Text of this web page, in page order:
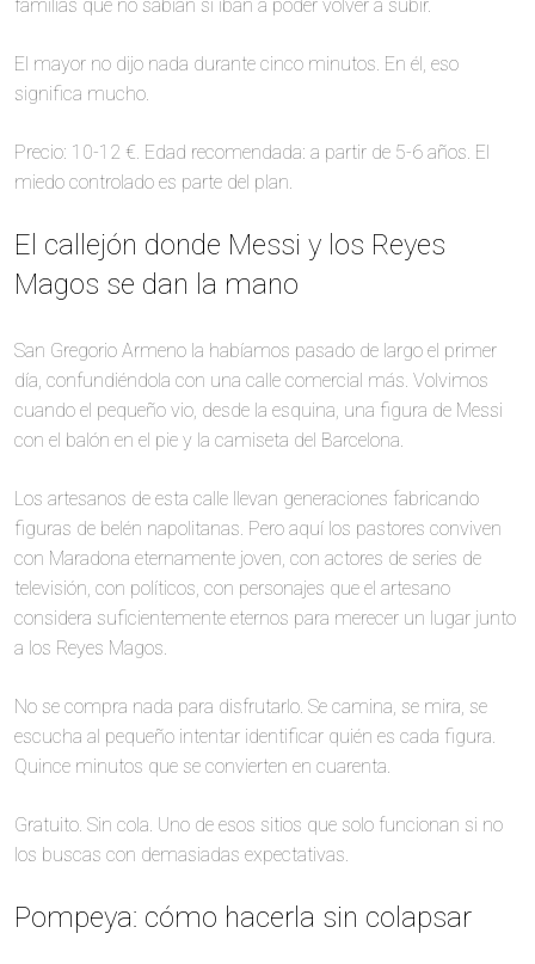
familias que no sabían si iban a poder volver a subir.
El mayor no dijo nada durante cinco minutos. En él, eso
significa mucho.
Precio: 10-12 €. Edad recomendada: a partir de 5-6 años. El
miedo controlado es parte del plan.
El callejón donde Messi y los Reyes
Magos se dan la mano
San Gregorio Armeno la habíamos pasado de largo el primer
día, confundiéndola con una calle comercial más. Volvimos
cuando el pequeño vio, desde la esquina, una figura de Messi
con el balón en el pie y la camiseta del Barcelona.
Los artesanos de esta calle llevan generaciones fabricando
figuras de belén napolitanas. Pero aquí los pastores conviven
con Maradona eternamente joven, con actores de series de
televisión, con políticos, con personajes que el artesano
considera suficientemente eternos para merecer un lugar junto
a los Reyes Magos.
No se compra nada para disfrutarlo. Se camina, se mira, se
escucha al pequeño intentar identificar quién es cada figura.
Quince minutos que se convierten en cuarenta.
Gratuito. Sin cola. Uno de esos sitios que solo funcionan si no
los buscas con demasiadas expectativas.
Pompeya: cómo hacerla sin colapsar